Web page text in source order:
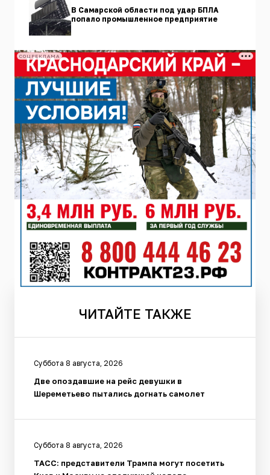
В Самарской области под удар БПЛА
попало промышленное предприятие
СОЦРЕКЛАМА
ЧИТАЙТЕ ТАКЖЕ
Суббота 8 августа, 2026
Две опоздавшие на рейс девушки в
Шереметьево пытались догнать самолет
Суббота 8 августа, 2026
ТАСС: представители Трампа могут посетить